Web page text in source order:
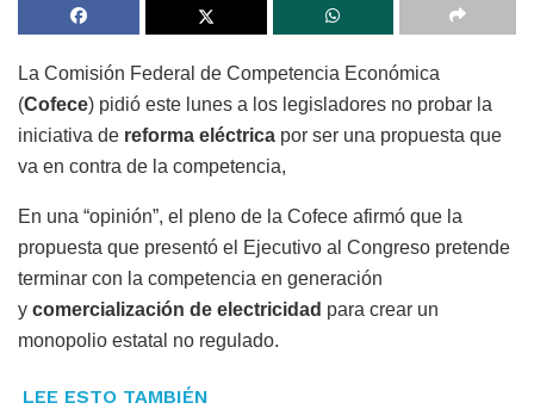
La Comisión Federal de Competencia Económica
(Cofece) pidió este lunes a los legisladores no probar la
iniciativa de reforma eléctrica por ser una propuesta que
va en contra de la competencia,
En una “opinión”, el pleno de la Cofece afirmó que la
propuesta que presentó el Ejecutivo al Congreso pretende
terminar con la competencia en generación
y comercialización de electricidad para crear un
monopolio estatal no regulado.
LEE ESTO TAMBIÉN